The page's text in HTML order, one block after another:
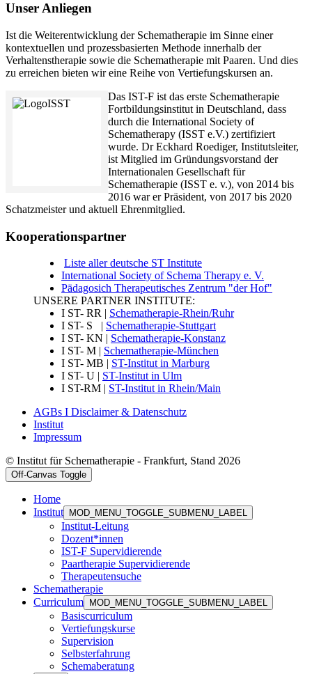
Unser Anliegen
Ist die Weiterentwicklung der Schematherapie im Sinne einer
kontextuellen und prozessbasierten Methode innerhalb der
Verhaltenstherapie sowie die Schematherapie mit Paaren. Und dies
zu erreichen bieten wir eine Reihe von Vertiefungskursen an.
Das IST-F ist das erste Schematherapie
Fortbildungsinstitut in Deutschland, dass
durch die International Society of
Schematherapy (ISST e.V.) zertifiziert
wurde. Dr Eckhard Roediger, Institutsleiter,
ist Mitglied im Gründungsvorstand der
Internationalen Gesellschaft für
Schematherapie (ISST e. v.), von 2014 bis
2016 war er Präsident, von 2017 bis 2020
Schatzmeister und aktuell Ehrenmitglied.
Kooperationspartner
Liste aller deutsche ST Institute
International Society of Schema Therapy e. V.
Pädagosich Therapeutisches Zentrum "der Hof"
UNSERE PARTNER INSTITUTE:
I ST- RR | Schematherapie-Rhein/Ruhr
I ST- S | Schematherapie-Stuttgart
I ST- KN | Schematherapie-Konstanz
I ST- M | Schematherapie-München
I ST- MB | ST-Institut in Marburg
I ST- U | ST-Institut in Ulm
I ST-RM | ST-Institut in Rhein/Main
AGBs I Disclaimer & Datenschutz
Institut
Impressum
© Institut für Schematherapie - Frankfurt, Stand 2026
Off-Canvas Toggle
Home
Institut
MOD_MENU_TOGGLE_SUBMENU_LABEL
Institut-Leitung
Dozent*innen
IST-F Supervidierende
Paartherapie Supervidierende
Therapeutensuche
Schematherapie
Curriculum
MOD_MENU_TOGGLE_SUBMENU_LABEL
Basiscurriculum
Vertiefungskurse
Supervision
Selbsterfahrung
Schemaberatung